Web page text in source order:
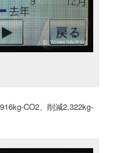
CO2、削減2,322kg-